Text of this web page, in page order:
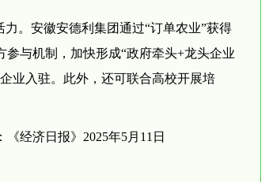
。安徽安德利集团通过“订单农业”获得
与机制，加快形成“政府牵头+龙头企业
业入驻。此外，还可联合高校开展培
经济日报》2025年5月11日